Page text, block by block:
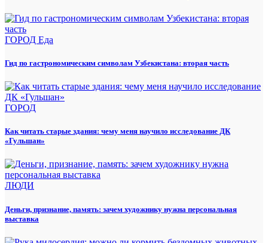
ГОРОД Еда
Гид по гастрономическим символам Узбекистана: вторая часть
ГОРОД
Как читать старые здания: чему меня научило исследование ДК
«Гульшан»
ЛЮДИ
Деньги, признание, память: зачем художнику нужна персональная
выставка